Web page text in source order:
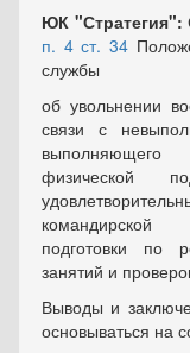
ЮК "Стратегия":
п. 4 ст. 34
службы
об увольнении
связи с
выполняющего
физической
командирской
подготовки по
занятий и
Выводы и
основываться на